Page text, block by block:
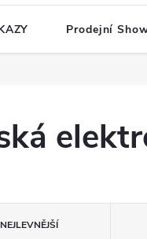
Prodejní
NEJLEVNĚJŠÍ